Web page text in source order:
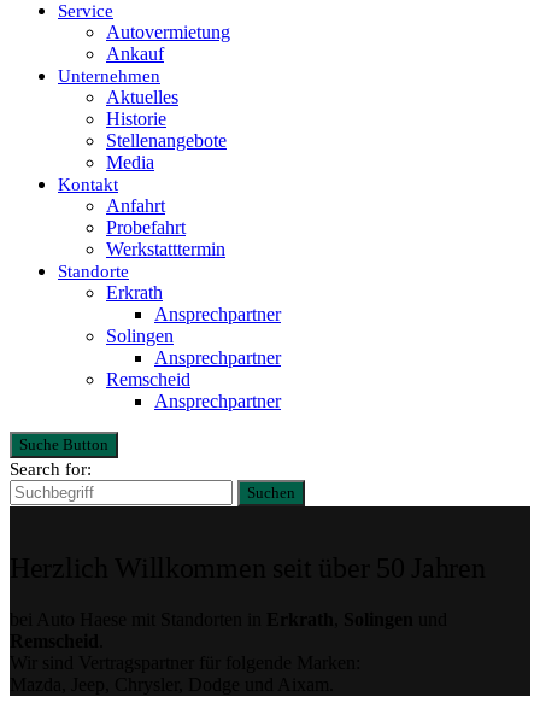
Service
Autovermietung
Ankauf
Unternehmen
Aktuelles
Historie
Stellenangebote
Media
Kontakt
Anfahrt
Probefahrt
Werkstatttermin
Standorte
Erkrath
Ansprechpartner
Solingen
Ansprechpartner
Remscheid
Ansprechpartner
Suche Button
Search for:
Suchen